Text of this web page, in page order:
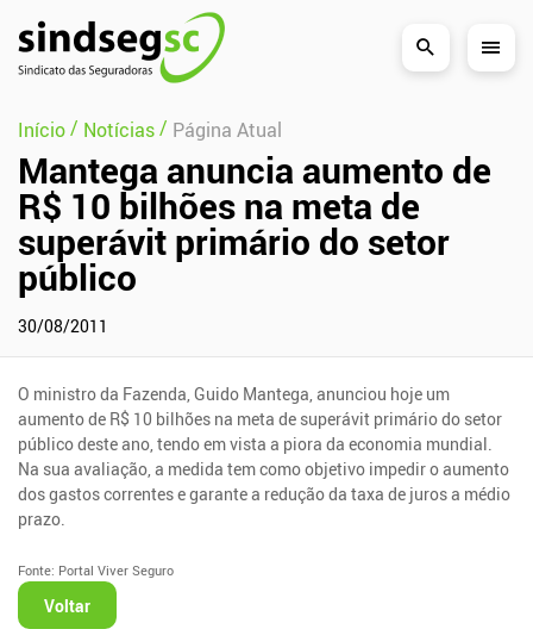
Pular Navegação (s)
Início/ Notícias/ Página Atual
Mantega anuncia aumento de
R$ 10 bilhões na meta de
superávit primário do setor
público
30/08/2011
O ministro da Fazenda, Guido Mantega, anunciou hoje um
aumento de R$ 10 bilhões na meta de superávit primário do setor
público deste ano, tendo em vista a piora da economia mundial.
Na sua avaliação, a medida tem como objetivo impedir o aumento
dos gastos correntes e garante a redução da taxa de juros a médio
prazo.
Fonte: Portal Viver Seguro
Voltar